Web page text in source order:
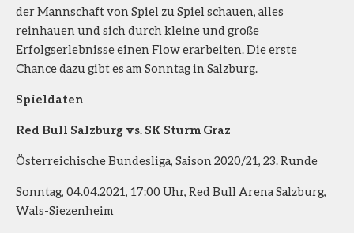
der Mannschaft von Spiel zu Spiel schauen, alles
reinhauen und sich durch kleine und große
Erfolgserlebnisse einen Flow erarbeiten. Die erste
Chance dazu gibt es am Sonntag in Salzburg.
Spieldaten
Red Bull Salzburg vs. SK Sturm Graz
Österreichische Bundesliga, Saison 2020/21, 23. Runde
Sonntag, 04.04.2021, 17:00 Uhr, Red Bull Arena Salzburg,
Wals-Siezenheim